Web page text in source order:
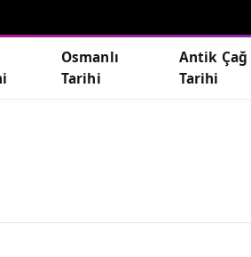
Osmanlı
Tarihi
Antik Çağ
Tarihi